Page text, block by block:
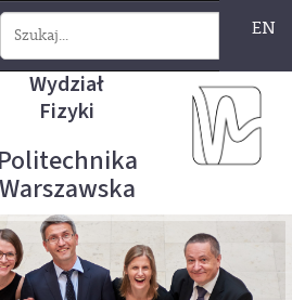
EN
Wydział
Fizyki
Politechnika
Warszawska